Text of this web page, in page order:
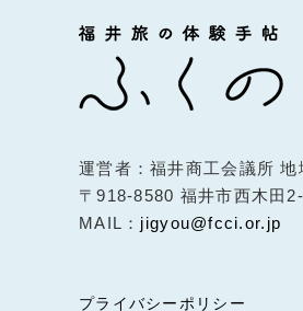
運営者：福井商工会議所 地
〒918-8580 福井市西木田
MAIL： jigyou@fcci.or.jp
プライバシーポリシー